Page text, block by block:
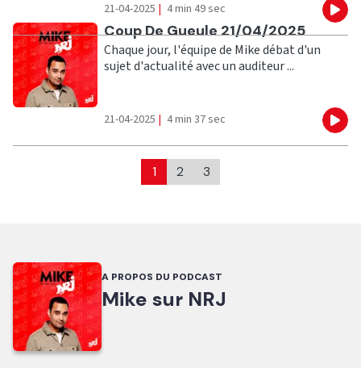
21-04-2025 | 4 min 49 sec
Ecouter
Coup De Gueule 21/04/2025
Chaque jour, l'équipe de Mike débat d'un
sujet d'actualité avec un auditeur ...
21-04-2025 | 4 min 37 sec
1 2 3
A PROPOS DU PODCAST
Mike sur NRJ